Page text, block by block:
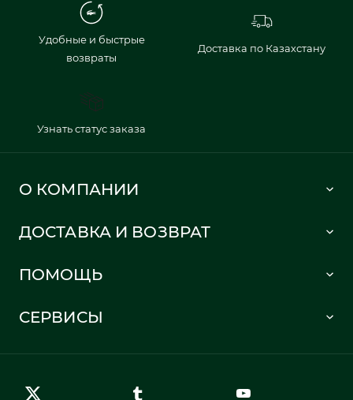
Удобные и быстрые
возвраты
Доставка по Казахстану
Узнать статус заказа
О КОМПАНИИ
Политика в отношении обработки персональных данных
ДОСТАВКА И ВОЗВРАТ
Информация о доставке
Правила возврата
ПОМОЩЬ
Карта сайта
СЕРВИСЫ